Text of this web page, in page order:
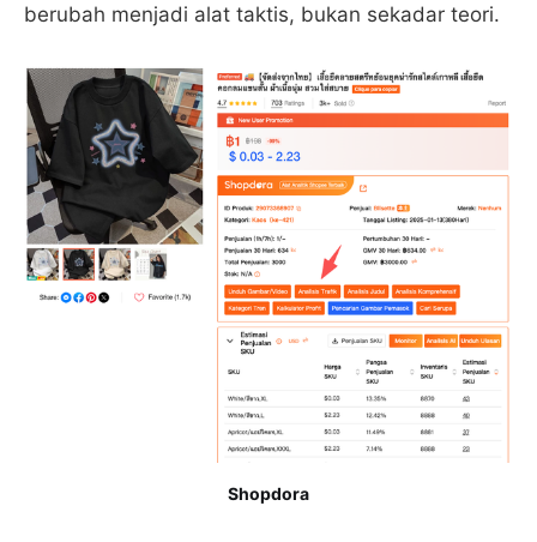
berubah menjadi alat taktis, bukan sekadar teori.
Shopdora